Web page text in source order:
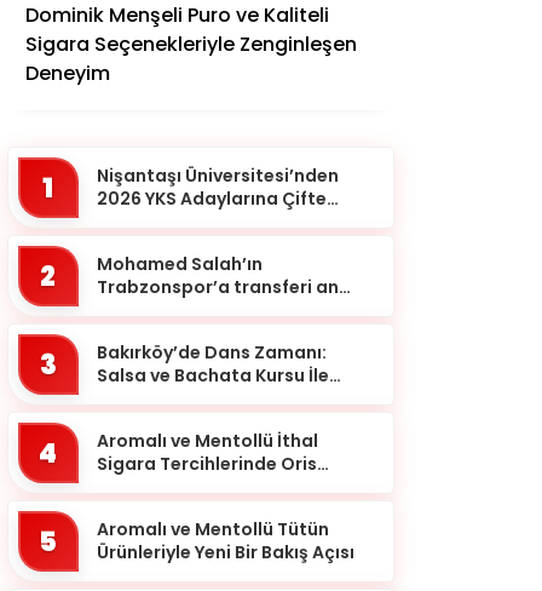
Dominik Menşeli Puro ve Kaliteli
Sigara Seçenekleriyle Zenginleşen
Deneyim
1
Nişantaşı Üniversitesi’nden
2026 YKS Adaylarına Çifte
2
Mohamed Salah’ın
Trabzonspor’a transferi an
3
Bakırköy’de Dans Zamanı:
Salsa ve Bachata Kursu İle
4
Aromalı ve Mentollü İthal
Sigara Tercihlerinde Oris
5
Aromalı ve Mentollü Tütün
Ürünleriyle Yeni Bir Bakış Açısı
Adıyaman
Afyonkarahisar
Aksaray
Amasya
Ankara
Antalya
Ardahan
Artvin
Aydın
Balıkesir
Bartın
Batman
Bayburt